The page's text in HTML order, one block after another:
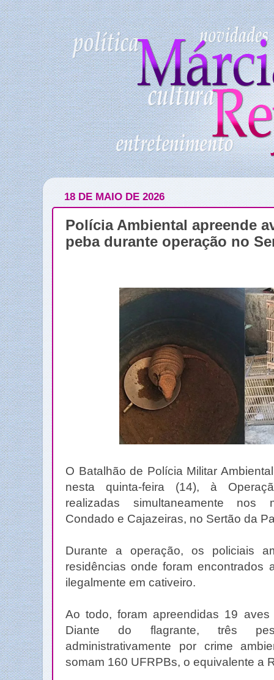
18 DE MAIO DE 2026
Polícia Ambiental apreende
peba durante operação no
O Batalhão de Polícia Militar
nesta quinta-feira (14), à
realizadas simultaneamente nos
Condado e Cajazeiras, no Sertão da
Durante a operação, os policiais
residências onde foram encontrados
ilegalmente em cativeiro.
Ao todo, foram apreendidas 19
Diante do flagrante, três
administrativamente por crime
somam 160 UFRPBs, o equivalente a